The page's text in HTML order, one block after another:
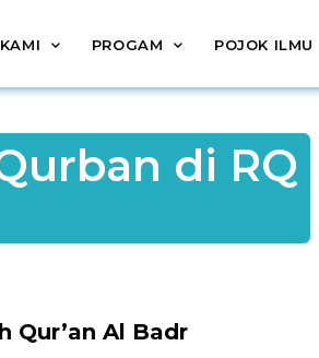
PROGAM POJOK ILMU
di RQ
Qur’an Al Badr